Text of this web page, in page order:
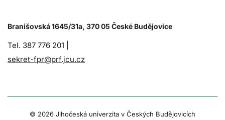
Branišovská 1645/31a, 370 05 České Budějovice
Tel. 387 776 201 |
sekret-fpr@prf.jcu.cz
© 2026 Jihočeská univerzita v Českých Budějovicích